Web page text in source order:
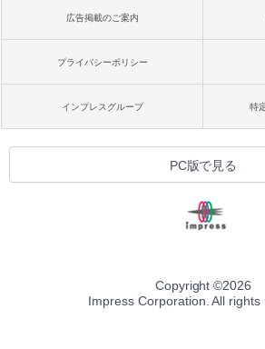
広告掲載のご案内
プライバシーポリシー
インプレスグループ 特
PC版で見る
Copyright ©2026
Impress Corporation. All rights